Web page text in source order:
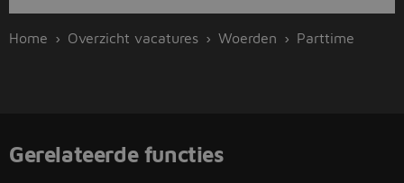
Home Overzicht vacatures Woerden Parttime
Gerelateerde functies